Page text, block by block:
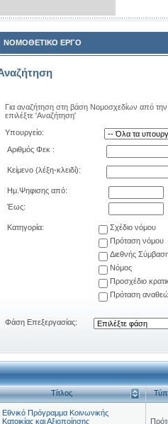
ΝΟΜΟΘΕΤΙΚΟ ΕΡΓΟ
Για αναζήτηση στη βάση Νομοσχεδίων από
επιλέξτε 'Αναζήτηση'
Υπουργείο:
Αριθμός Φεκ :
Κείμενο (λέξη-κλειδί):
Ημ.Ψηφισης από:
Έως:
Κατηγορία:
Σχέδιο νόμου
Πρόταση νόμου
Διεθνής
Νόμος
Προσχέδιο
Πρόταση
Φάση Επεξεργασίας:
Τίτλος
Εθνικό Πρόγραμμα Κοινωνικής
Κατοικίας και Αξιοποίησης